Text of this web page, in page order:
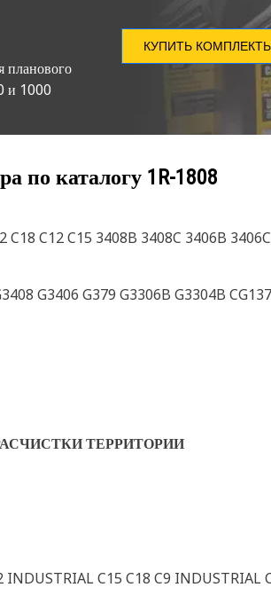
планового
и 1000
КУПИТЬ
по каталогу 1R-1808
C12 C15 3408B 3408C 3406B
G3406 G379 G3306B G3304B
ТЕРРИТОРИИ
INDUSTRIAL C15 C18 C9